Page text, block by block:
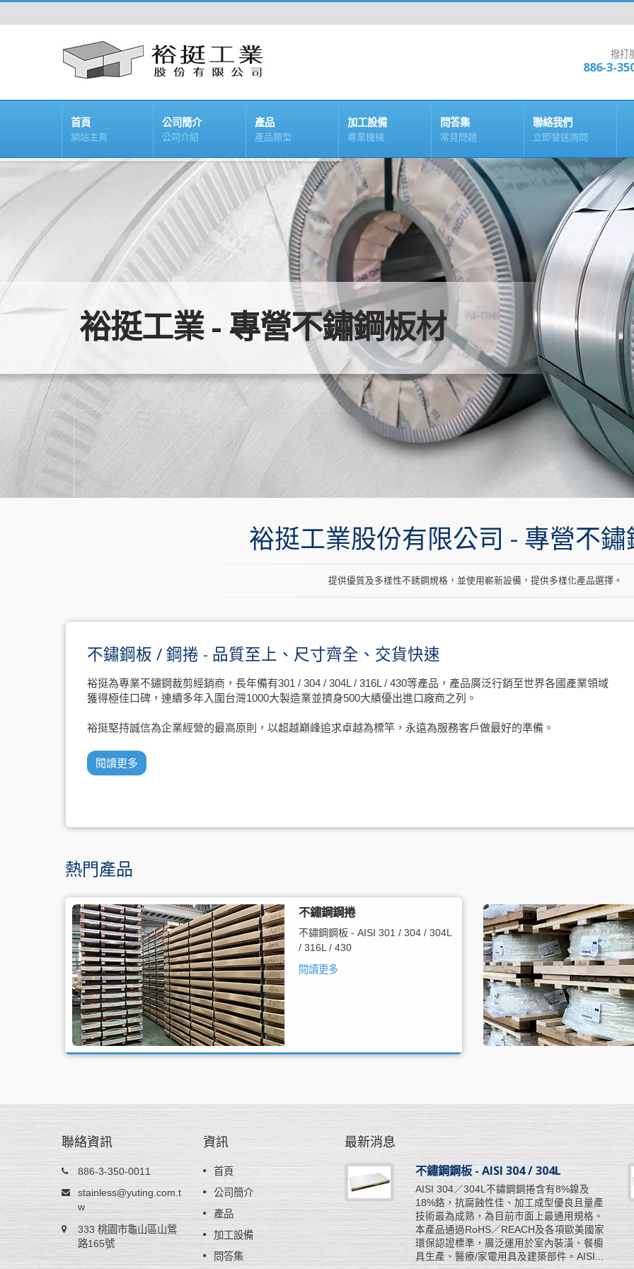
撥打
886-3-
首頁
網站主頁
公司簡介
公司介紹
產品
產品類型
加工設備
專業機械
問答集
常見問題
聯絡我們
立即發送詢問
裕挺工業 - 專營不鏽鋼板材
裕挺工業股份有限公司 - 專營不
提供優質及多樣性不銹鋼規格，並使用嶄新設備，提供多樣化產品選擇。
不鏽鋼板 / 鋼捲 - 品質至上、尺寸齊全、交貨快速
裕挺為專業不鏽鋼裁剪經銷商，長年備有301 / 304 / 304L / 316L / 430等產品，產品廣泛行銷至世界各國產業領域
獲得極佳口碑，連續多年入圍台灣1000大製造業並擠身500大績優出進口廠商之列。
裕挺堅持誠信為企業經營的最高原則，以超越巔峰追求卓越為標竿，永遠為服務客戶做最好的準備。
閱讀更多
熱門產品
不鏽鋼鋼捲
不鏽鋼鋼板 - AISI 301 / 304 / 304L
/ 316L / 430
閱讀更多
聯絡資訊
886-3-350-0011
stainless@yuting.com.t
w
333 桃園市龜山區山鶯
路165號
資訊
首頁
公司簡介
產品
加工設備
問答集
最新消息
／
。
不鏽鋼鋼捲 - AISI 301
AISI 301不銹鋼鋼捲含有6%鎳，經冷作加工
後硬度會大幅增加，適用於高強度產品如彈
簧、車輪蓋或電子零件。因加工硬化率高所
以主要提供給不鏽鋼彈簧片廠家再做進一步
的調質壓延來達到所需成品硬度要求，裕挺
公司能提供特殊厚度公差以利壓延生產。
不鏽鋼鋼板 - AISI 304 / 304L
AISI 304／304L不鏽鋼鋼捲含有8%鎳及
18%鉻，抗腐蝕性佳、加工成型優良且量產
技術最為成熟，為目前市面上最通用規格。
本產品通過RoHS／REACH及各項歐美國家
環保認證標準，廣泛運用於室內裝潢、餐櫥
具生產、醫療/家電用具及建築部件。AISI...